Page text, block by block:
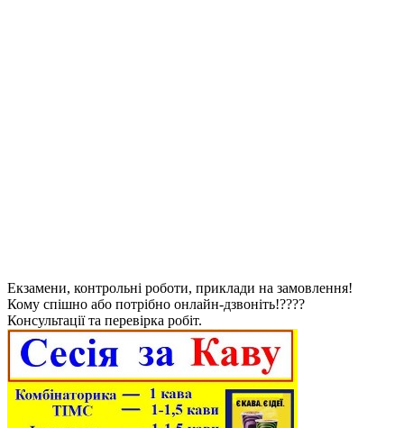
Екзамени, контрольні роботи, приклади на замовлення!
Кому спішно або потрібно онлайн-дзвоніть!????
Консультації та перевірка робіт.